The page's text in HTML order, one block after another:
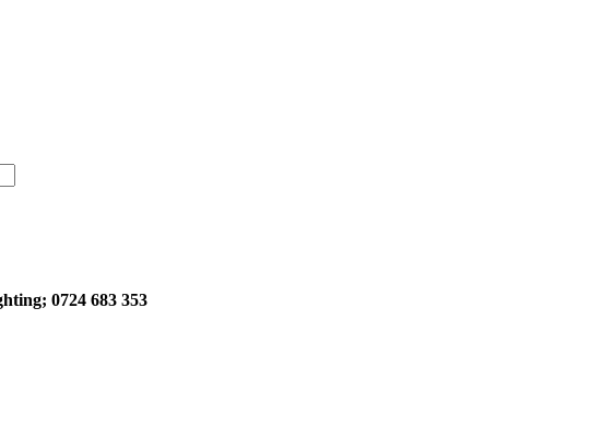
0724 683 353